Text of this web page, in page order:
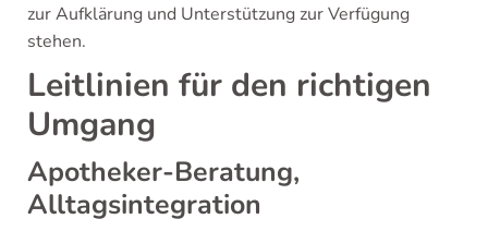
zur Aufklärung und Unterstützung zur Verfügung
stehen.
Leitlinien für den richtigen
Umgang
Apotheker-Beratung,
Alltagsintegration